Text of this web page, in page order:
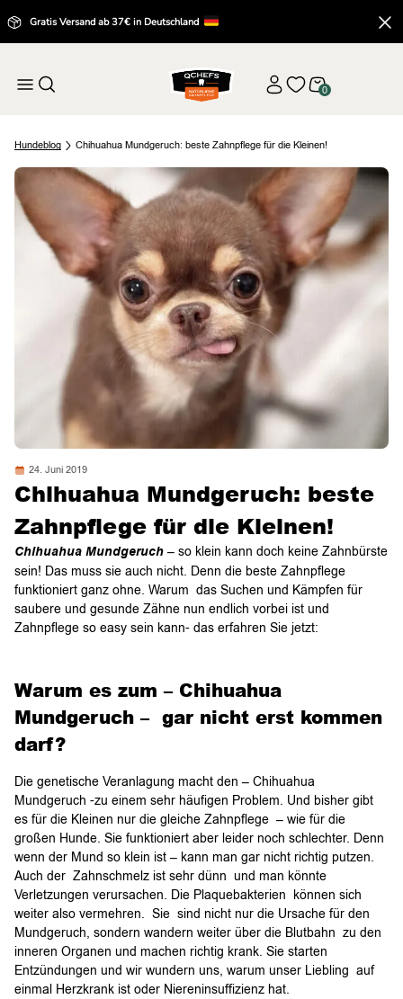
Gratis Versand ab 37€ in Deutschland
0
Hundeblog Chihuahua Mundgeruch: beste Zahnpflege für die Kleinen!
24. Juni 2019
Chihuahua Mundgeruch: beste
Zahnpflege für die Kleinen!
Chihuahua Mundgeruch – so klein kann doch keine Zahnbürste
sein! Das muss sie auch nicht. Denn die beste Zahnpflege
funktioniert ganz ohne. Warum das Suchen und Kämpfen für
saubere und gesunde Zähne nun endlich vorbei ist und
Zahnpflege so easy sein kann- das erfahren Sie jetzt:
Warum es zum – Chihuahua
Mundgeruch – gar nicht erst kommen
darf?
Die genetische Veranlagung macht den – Chihuahua
Mundgeruch -zu einem sehr häufigen Problem. Und bisher gibt
es für die Kleinen nur die gleiche Zahnpflege – wie für die
großen Hunde. Sie funktioniert aber leider noch schlechter. Denn
wenn der Mund so klein ist – kann man gar nicht richtig putzen.
Auch der Zahnschmelz ist sehr dünn und man könnte
Verletzungen verursachen. Die Plaquebakterien können sich
weiter also vermehren. Sie sind nicht nur die Ursache für den
Mundgeruch, sondern wandern weiter über die Blutbahn zu den
inneren Organen und machen richtig krank. Sie starten
Entzündungen und wir wundern uns, warum unser Liebling auf
einmal Herzkrank ist oder Niereninsuffizienz hat.